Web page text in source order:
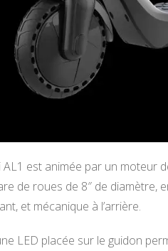
AL1 est animée par un moteur
de roues de 8″ de diamètre,
et mécanique à l’arrière.
LED placée sur le guidon